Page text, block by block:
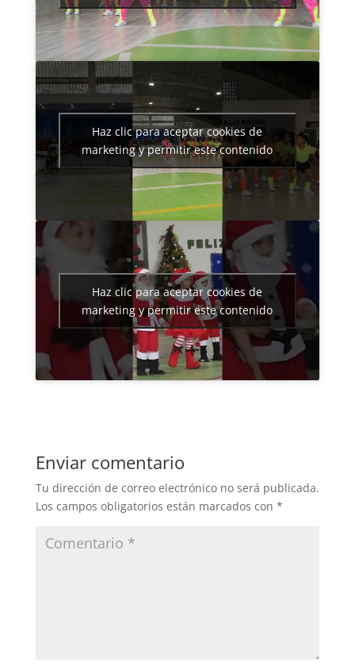
Haz clic para aceptar cookies de
marketing y permitir este contenido
Haz clic para aceptar cookies de
marketing y permitir este contenido
Enviar comentario
Tu dirección de correo electrónico no será publicada.
Los campos obligatorios están marcados con *